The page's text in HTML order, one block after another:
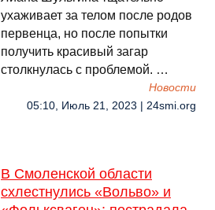
ухаживает за телом после родов
первенца, но после попытки
получить красивый загар
столкнулась с проблемой. …
Новости
05:10, Июль 21, 2023 | 24smi.org
В Смоленской области
схлестнулись «Вольво» и